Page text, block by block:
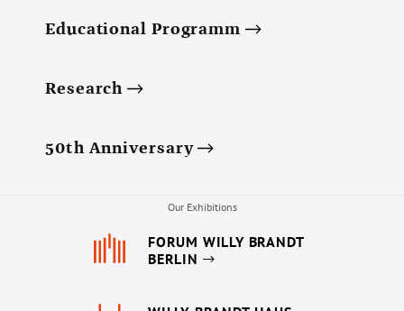
Educational Programm
Research
50th Anniversary
Our Exhibitions
FORUM WILLY BRANDT
BERLIN